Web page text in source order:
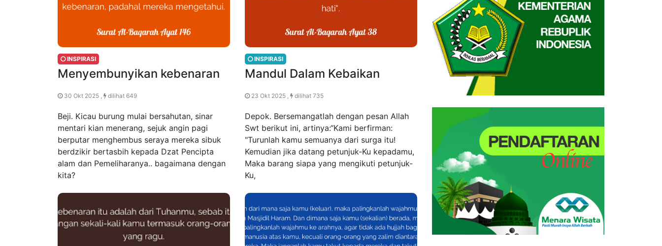
INSPIRASI
Menyembunyikan kebenaran
30 Okt 2025 , dilihat 649
Beji. Kicau burung mulai bersahutan, sinar
mentari kian menerang, sejuk angin pagi
berputar menghembus seraya mereka sibuk
berdzikir bertasbih kepada Dzat Pencipta
alam dan Pemeliharanya.. bagaimana dengan
kita?
INSPIRASI
Mandul Dalam Kebaikan
23 Okt 2025 , dilihat 735
Depok. Bersemangatlah dengan pesan Allah
Swt berikut ini, artinya:“Kami berfirman:
"Turunlah kamu semuanya dari surga itu!
Kemudian jika datang petunjuk-Ku kepadamu,
Maka barang siapa yang mengikuti petunjuk-
Ku,